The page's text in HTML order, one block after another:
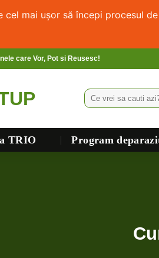
cel mai ușor să începi procesul
care Vor, Pot si Reusesc!
TRIO Program